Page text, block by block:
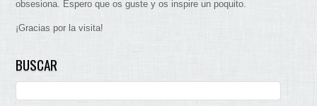
obsesiona. Espero que os guste y os inspire un poquito.
¡Gracias por la visita!
BUSCAR